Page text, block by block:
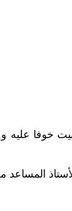
خوفا
المساعد